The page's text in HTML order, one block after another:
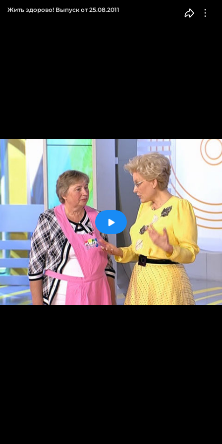
Жить здорово! Выпуск от 25.08.2011